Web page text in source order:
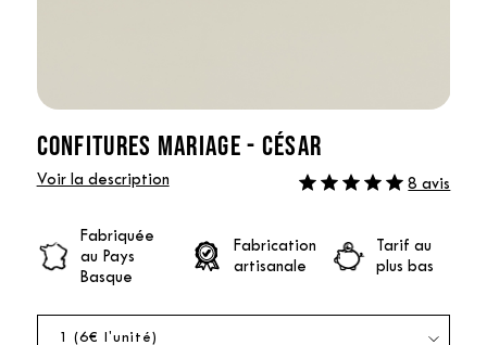
CONFITURES MARIAGE - CÉSAR
Voir la description 8 avis
Fabriquée
au Pays
Basque
Fabrication
artisanale
Tarif au
plus bas